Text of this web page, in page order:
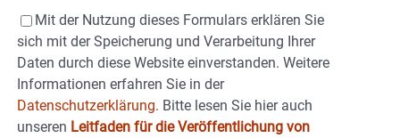
Mit der Nutzung dieses Formulars erklären Sie
sich mit der Speicherung und Verarbeitung Ihrer
Daten durch diese Website einverstanden. Weitere
Informationen erfahren Sie in der
Datenschutzerklärung. Bitte lesen Sie hier auch
unseren Leitfaden für die Veröffentlichung von